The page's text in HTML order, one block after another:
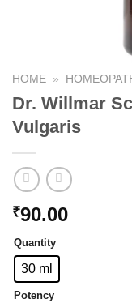
HOME »
Dr. Willmar
Vulgaris
₹90.00
Quantity
30 ml
Potency